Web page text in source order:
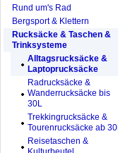
Rund um's Rad
Bergsport & Klettern
Rucksäcke & Taschen &
Trinksysteme
Alltagsrucksäcke &
Laptoprucksäcke
Radrucksäcke &
Wanderrucksäcke bis
30L
Trekkingrucksäcke &
Tourenrucksäcke ab
Reisetaschen &